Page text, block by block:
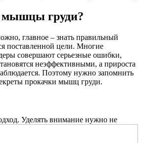
мышцы груди?
главное – знать правильный
поставленной цели. Многие
совершают серьезные ошибки,
неэффективными, а прироста
Поэтому нужно запомнить
прокачки мышц груди.
Уделять внимание нужно не